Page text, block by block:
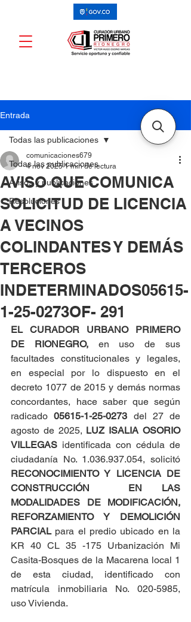
Entrada
Todas las publicaciones
Avisos y publicaciones
Resoluciones
Todas las publicaciones
AVISO QUE COMUNICA
SOLICITUD DE LICENCIA
A VECINOS
COLINDANTES Y DEMÁS
TERCEROS
INDETERMINADOS05615-
1-25-0273OF- 291
comunicaciones679
4 nov 2025 1 min de lectura
EL CURADOR URBANO PRIMERO
DE RIONEGRO, en uso de sus
facultades constitucionales y legales,
en especial por lo dispuesto en el
decreto 1077 de 2015 y demás normas
concordantes, hace saber que según
radicado 05615-1-25-0273 del 27 de
agosto de 2025, LUZ ISALIA OSORIO
VILLEGAS identificada con cédula de
RECONOCIMIENTO Y LICENCIA DE
CONSTRUCCIÓN  EN LAS
MODALIDADES DE MODIFICACIÓN,
REFORZAMIENTO Y DEMOLICIÓN
PARCIAL para el predio ubicado en la
KR 40 CL 35 -175 Urbanización Mi
Casita-Bosques de la Macarena local 1
de esta ciudad, identificado con
matrícula inmobiliaria No. 020-5985,
uso Vivienda.